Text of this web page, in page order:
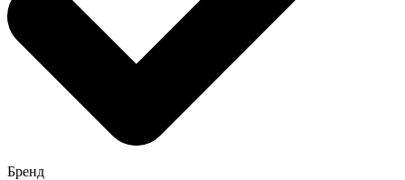
Бренд